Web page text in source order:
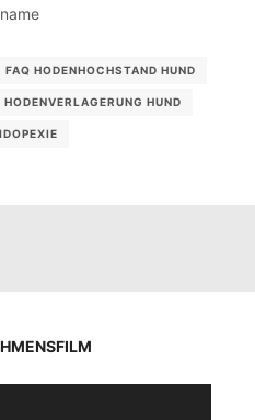
FAQ HODENHOCHSTAND HUND
HODENVERLAGERUNG HUND